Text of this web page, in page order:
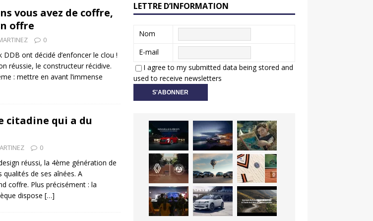
vous avez de coffre,
offre
0
ont décidé d’enfoncer le clou !
réussie, le constructeur récidive.
: mettre en avant l’immense
citadine qui a du
0
réussi, la 4ème génération de
qualités de ses aînées. A
coffre. Plus précisément : la
dispose […]
LETTRE D’INFORMATION
Nom
E-mail
I agree to my submitted data being stored and
used to receive newsletters